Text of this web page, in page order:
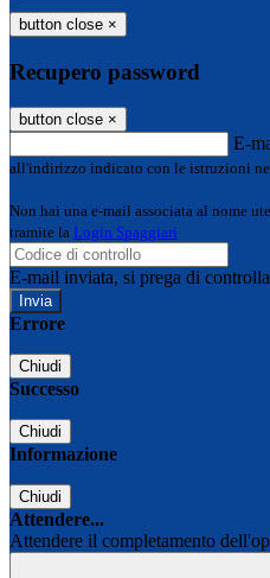
button close ×
Recupero password
button close ×
E-
all'indirizzo indicato con le istruzioni
Non hai una e-mail associata al nome
tramite la Login Spaggiari
E-mail inviata, si prega di
Errore
Chiudi
Successo
Chiudi
Informazione
Chiudi
Attendere...
Attendere il completamento